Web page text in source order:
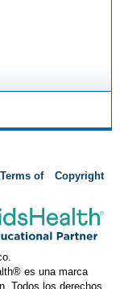
of
Copyright
es una marca
Todos los derechos